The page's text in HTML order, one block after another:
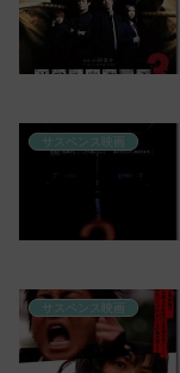
サスペンス映画
サスペンス映画